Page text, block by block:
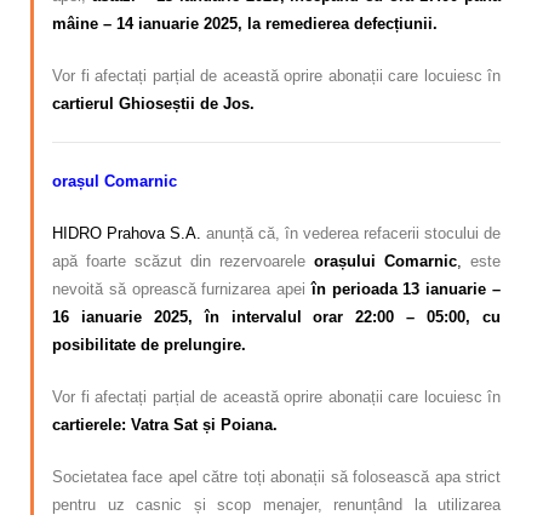
mâine – 14 ianuarie 2025, la remedierea defecțiunii.
Vor fi afectați parțial de această oprire abonații care locuiesc în
cartierul Ghioseștii de Jos.
orașul Comarnic
HIDRO Prahova S.A. anunță că, în vederea refacerii stocului de
apă foarte scăzut din rezervoarele orașului Comarnic
este
nevoită să oprească furnizarea apeiîn perioada 13 ianuarie –
16 ianuarie 2025, în intervalul orar 22:00 – 05:00, cu
posibilitate de prelungire.
Vor fi afectați parțial de această oprire abonații care locuiesc în
cartierele: Vatra Sat și Poiana.
Societatea face apel către toți abonații să folosească apa strict
pentru uz casnic și scop menajer, renunțând la utilizarea